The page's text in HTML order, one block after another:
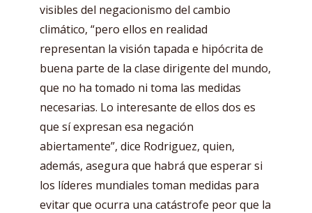
visibles del negacionismo del cambio
climático, “pero ellos en realidad
representan la visión tapada e hipócrita de
buena parte de la clase dirigente del mundo,
que no ha tomado ni toma las medidas
necesarias. Lo interesante de ellos dos es
que sí expresan esa negación
abiertamente”, dice Rodriguez, quien,
además, asegura que habrá que esperar si
los líderes mundiales toman medidas para
evitar que ocurra una catástrofe peor que la